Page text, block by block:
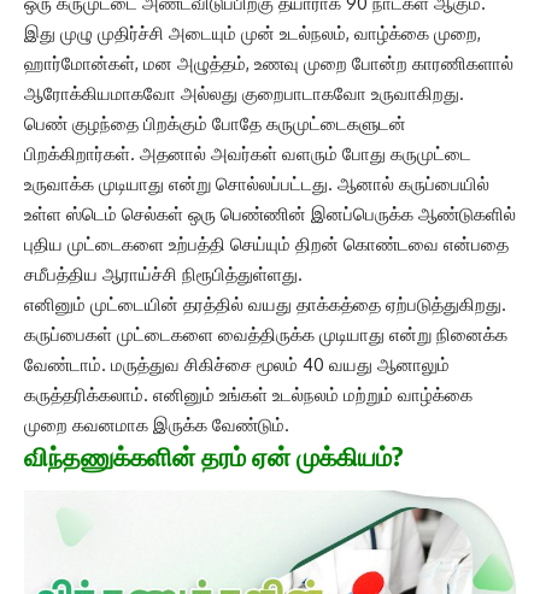
இது முழு முதிர்ச்சி அடையும் முன் உடல்நலம், வாழ்க்கை முறை,
ஹார்மோன்கள், மன அழுத்தம், உணவு முறை போன்ற காரணிகளால்
ஆரோக்கியமாகவோ அல்லது குறைபாடாகவோ உருவாகிறது.
பெண் குழந்தை பிறக்கும் போதே கருமுட்டைகளுடன்
பிறக்கிறார்கள். அதனால் அவர்கள் வளரும் போது கருமுட்டை
உருவாக்க முடியாது என்று சொல்லப்பட்டது. ஆனால் கருப்பையில்
உள்ள ஸ்டெம் செல்கள் ஒரு பெண்ணின் இனப்பெருக்க ஆண்டுகளில்
புதிய முட்டைகளை உற்பத்தி செய்யும் திறன் கொண்டவை என்பதை
சமீபத்திய ஆராய்ச்சி நிரூபித்துள்ளது.
எனினும் முட்டையின் தரத்தில் வயது தாக்கத்தை ஏற்படுத்துகிறது.
கருப்பைகள் முட்டைகளை வைத்திருக்க முடியாது என்று நினைக்க
வேண்டாம். மருத்துவ சிகிச்சை மூலம் 40 வயது ஆனாலும்
கருத்தரிக்கலாம். எனினும் உங்கள் உடல்நலம் மற்றும் வாழ்க்கை
முறை கவனமாக இருக்க வேண்டும்.
விந்தணுக்களின் தரம் ஏன் முக்கியம்?